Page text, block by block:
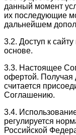
данный момент
их последующие
дальнейшем
3.2. Доступ к
основе.
3.3. Настоящее
офертой. Получая
считается
Соглашению.
3.4.
регулируется
Российской